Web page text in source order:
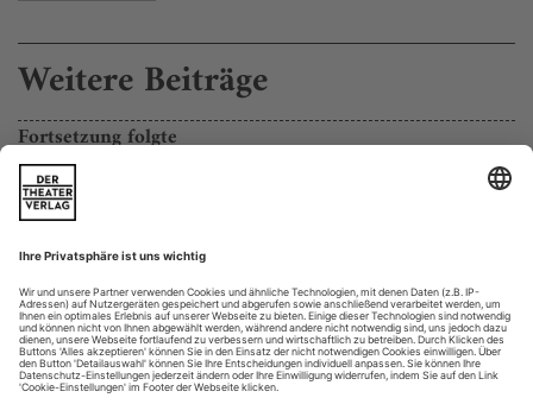
Weitere Beiträge
Fortsetzung folgte
Alexander Eisenach «Anthropos Antigone» im Schauspielhaus Kassel
Jetzt hat der Pilz das Wort. Weil ihm und dem verzweigten
Mycel-Netz, auf und von dem er lebt, in jüngeren
Forschungen zum «Wood Wide Web», zum
weltumspannenden Netzwerk der Bäume also, die Fähigkeit
zugesprochen wird (manchmal allerdings auch gleich wieder
abgesprochen), eine Art Kommunikation herzustellen von
Baum zu Baum. Auf der Bühne vom Schauspielhaus in...